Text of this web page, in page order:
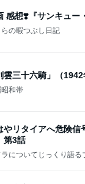
感想❣️『サンキュー
らの暇つぶし日記
雲三十六騎」（
和帯
やリタイアへ危険
第3話
についてじっくり語る